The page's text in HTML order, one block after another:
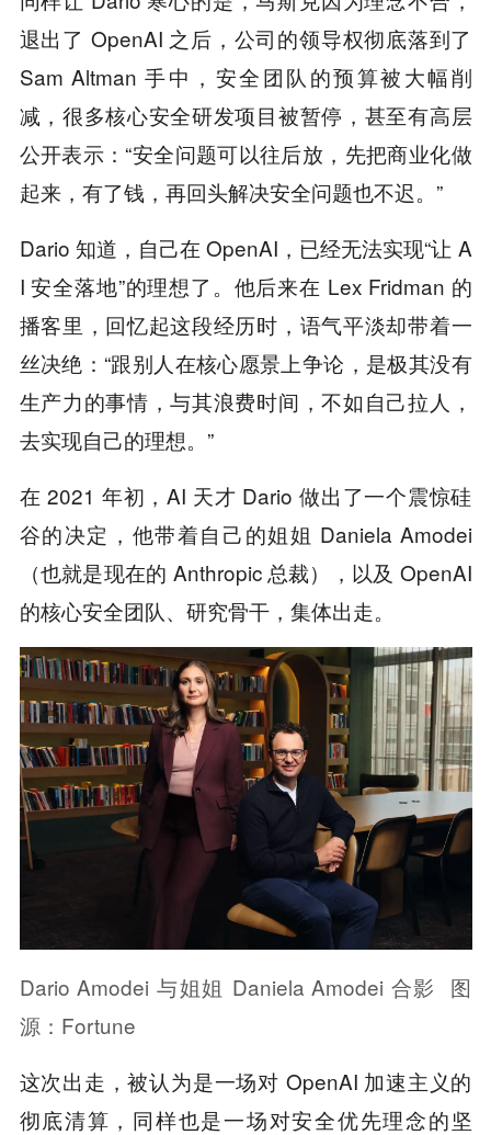
退出了 OpenAI 之后，公司的领导权彻底落到了
Sam Altman 手中，安全团队的预算被大幅削
减，很多核心安全研发项目被暂停，甚至有高层
公开表示：“安全问题可以往后放，先把商业化做
起来，有了钱，再回头解决安全问题也不迟。”
Dario 知道，自己在 OpenAI，已经无法实现“让 A
I 安全落地”的理想了。他后来在 Lex Fridman 的
播客里，回忆起这段经历时，语气平淡却带着一
丝决绝：“跟别人在核心愿景上争论，是极其没有
生产力的事情，与其浪费时间，不如自己拉人，
去实现自己的理想。”
在 2021 年初，AI 天才 Dario 做出了一个震惊硅
谷的决定，他带着自己的姐姐 Daniela Amodei
（也就是现在的 Anthropic 总裁），以及 OpenAI
的核心安全团队、研究骨干，集体出走。
Dario Amodei 与姐姐 Daniela Amodei 合影 图
源：Fortune
这次出走，被认为是一场对 OpenAI 加速主义的
彻底清算，同样也是一场对安全优先理念的坚